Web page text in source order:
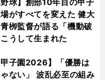
野球】創部10年目の甲子
がすべてを変えた 健大
栁監督が語る「機動破
うして生まれた
甲子園2026】「優勝は
ない」 波乱必至の組み